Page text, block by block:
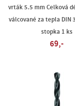
vrták 5.5 mm Celková
válcované za tepla DIN
stopka 1 ks
69,-